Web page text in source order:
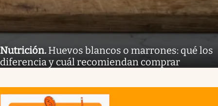
Nutrición. Huevos blancos o marrones: qué los
diferencia y cuál recomiendan comprar